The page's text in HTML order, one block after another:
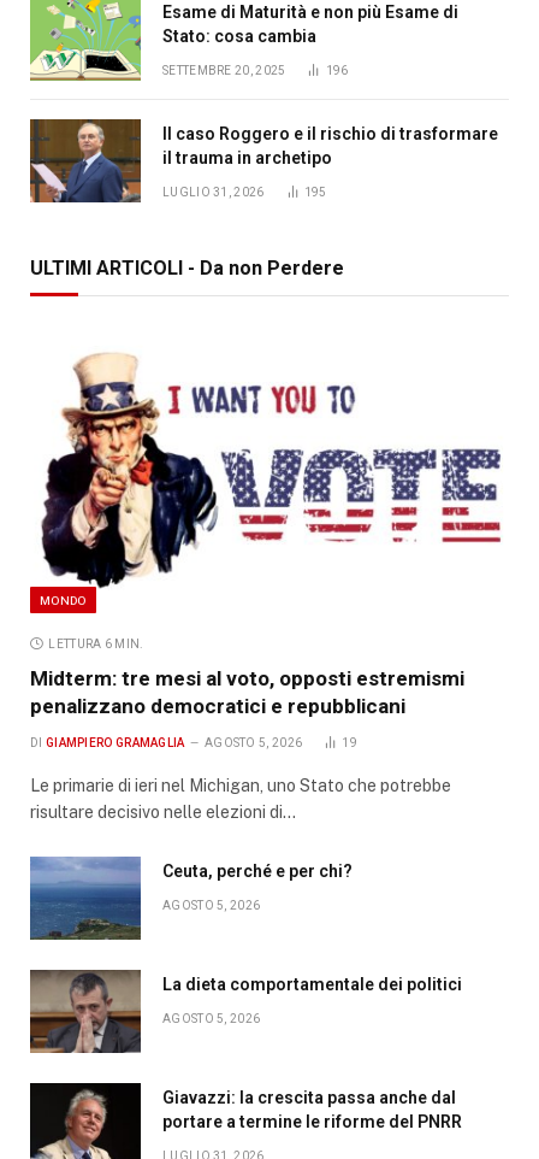
Esame di Maturità e non più Esame di
Stato: cosa cambia
SETTEMBRE 20, 2025 196
Il caso Roggero e il rischio di trasformare
il trauma in archetipo
LUGLIO 31, 2026 195
ULTIMI ARTICOLI - Da non Perdere
MONDO
LETTURA 6 MIN.
Midterm: tre mesi al voto, opposti estremismi
penalizzano democratici e repubblicani
DI GIAMPIERO GRAMAGLIA AGOSTO 5, 2026 19
Le primarie di ieri nel Michigan, uno Stato che potrebbe
risultare decisivo nelle elezioni di…
Ceuta, perché e per chi?
AGOSTO 5, 2026
La dieta comportamentale dei politici
AGOSTO 5, 2026
Giavazzi: la crescita passa anche dal
portare a termine le riforme del PNRR
LUGLIO 31, 2026